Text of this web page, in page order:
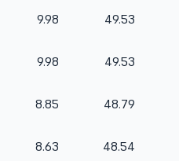
9.98 49.53
9.98 49.53
8.85 48.79
8.63 48.54